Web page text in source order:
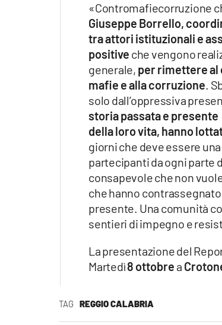
TAG REGGIO CALABRIA
«Contromafiecorruzione
Giuseppe Borrello,
tra attori istituzionali e
positive che vengono
generale, per rimettere al
mafie e alla corruzione.
solo dall’oppressiva
storia passata e
della loro vita, hanno
giorni che deve essere
partecipanti da ogni parte
consapevole che non
che hanno
presente. Una comunità
sentieri di impegno e
La presentazione del
Martedì8 ottobre a